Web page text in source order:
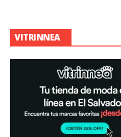
VITRINNEA